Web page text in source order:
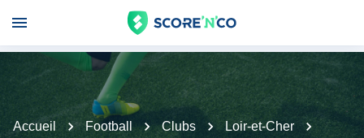
Accueil Football Clubs
Loir-et-Cher